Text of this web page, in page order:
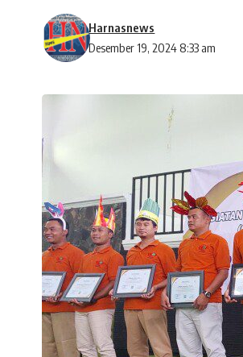
Desember 19, 2024 8:33 am
Harnasnews